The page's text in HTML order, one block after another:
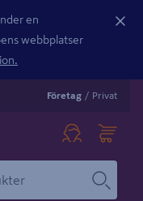
en
webbplatser
Företag / Privat